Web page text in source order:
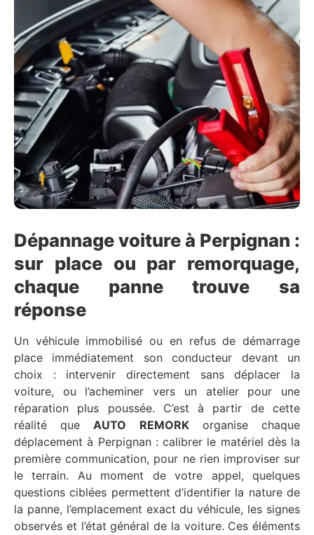
Dépannage voiture à Perpignan :
sur place ou par remorquage,
chaque panne trouve sa
réponse
Un véhicule immobilisé ou en refus de démarrage
place immédiatement son conducteur devant un
choix : intervenir directement sans déplacer la
voiture, ou l’acheminer vers un atelier pour une
réparation plus poussée. C’est à partir de cette
réalité queAUTO REMORKorganise chaque
déplacement à Perpignan : calibrer le matériel dès la
première communication, pour ne rien improviser sur
le terrain. Au moment de votre appel, quelques
questions ciblées permettent d’identifier la nature de
la panne, l’emplacement exact du véhicule, les signes
observés et l’état général de la voiture. Ces éléments